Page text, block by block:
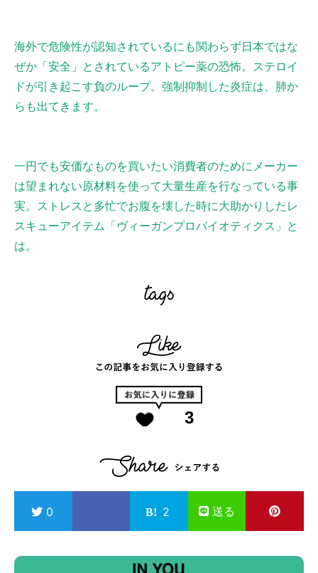
海外で危険性が認知されているにも関わらず日本ではな
ぜか「安全」とされているアトピー薬の恐怖。ステロイ
ドが引き起こす負のループ。強制抑制した炎症は、肺か
らも出てきます。
一円でも安価なものを買いたい消費者のためにメーカー
は望まれない原材料を使って大量生産を行なっている事
実。ストレスと多忙でお腹を壊した時に大助かりしたレ
スキューアイテム「ヴィーガンプロバイオティクス」と
は。
3
0 2 送る